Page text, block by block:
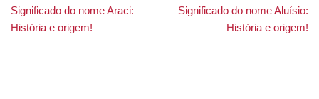
Significado do nome Araci:
História e origem!
Significado do nome Aluísio:
História e origem!